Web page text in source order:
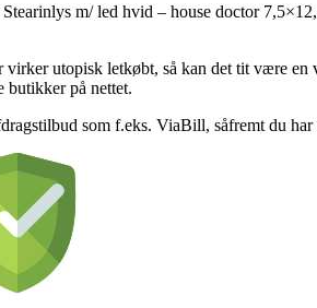
m/ led hvid – house doctor
utopisk letkøbt, så kan det tit være
butikker på nettet.
som f.eks. ViaBill, såfremt du har